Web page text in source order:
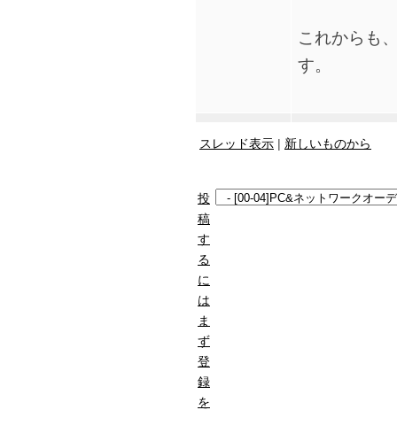
これからも
す。
スレッド表示 | 新しいものから
投
稿
す
る
に
は
ま
ず
登
録
を